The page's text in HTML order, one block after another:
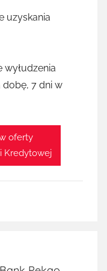
uzyskania
wyłudzenia
dobę, 7 dni w
oferty
Kredytowej